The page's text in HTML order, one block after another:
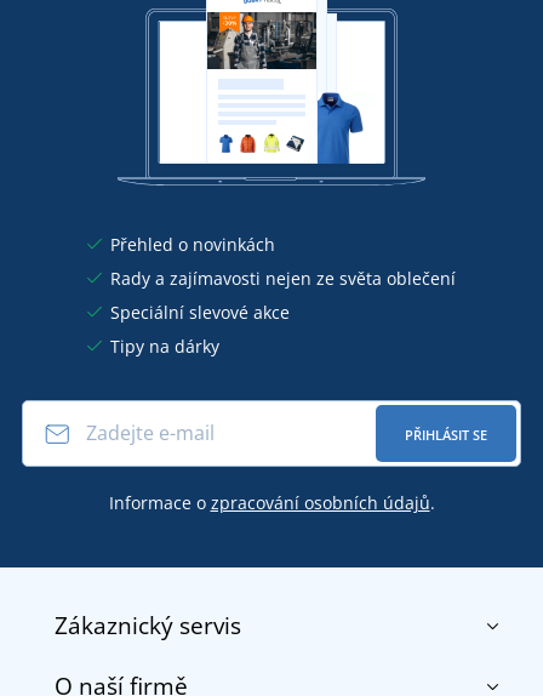
Přehled o novinkách
Rady a zajímavosti nejen ze světa oblečení
Speciální slevové akce
Tipy na dárky
PŘIHLÁSIT SE
Informace o zpracování osobních údajů.
Zákaznický servis
Kontakt
O naší firmě